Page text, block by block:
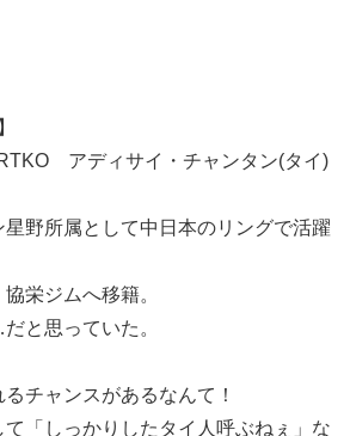
アディサイ・チャンタン(タイ)
野所属として中日本のリングで活躍
栄ジムへ移籍。
と思っていた。
チャンスがあるなんて！
「しっかりしたタイ人呼ぶねぇ」な